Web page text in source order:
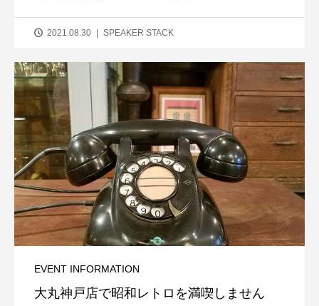
2021.08.30 SPEAKER STACK
EVENT INFORMATION
大丸神戸店で昭和レトロを満喫しません